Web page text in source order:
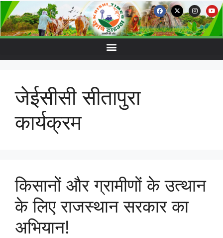
जेईसीसी सीतापुरा
कार्यक्रम
किसानों और ग्रामीणों के उत्थान
के लिए राजस्थान सरकार का
अभियान!